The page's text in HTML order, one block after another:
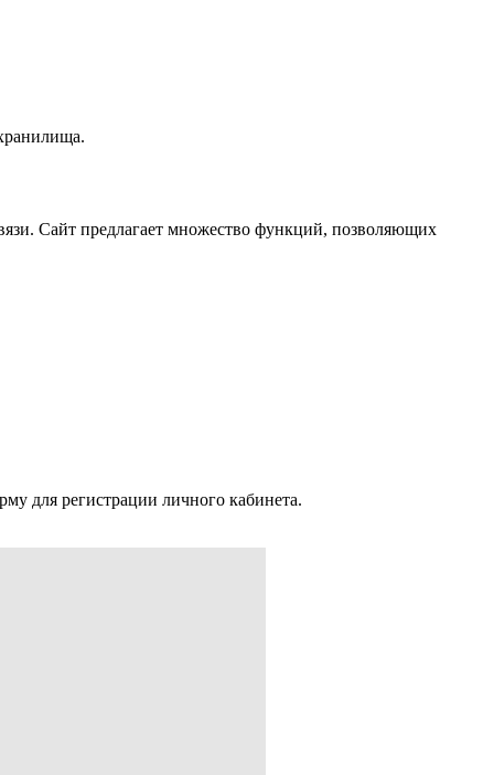
Сайт предлагает множество функций, позволяющих
для регистрации личного кабинета.